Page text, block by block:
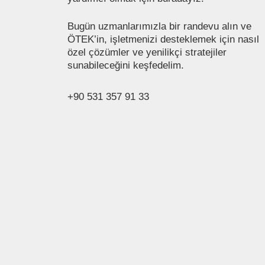
Bugün uzmanlarımızla bir randevu alın ve
ÖTEK’in, işletmenizi desteklemek için nasıl
özel çözümler ve yenilikçi stratejiler
sunabileceğini keşfedelim.
+90 531 357 91 33